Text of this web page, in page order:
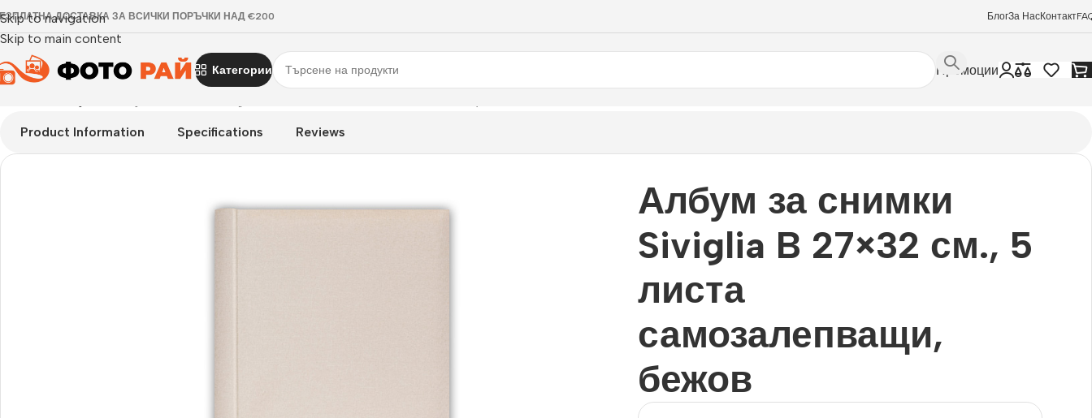
Skip to navigation
Skip to main content
ДОСТАВКА ЗА ВСИЧКИ ПОРЪЧКИ НАД €200 БлогЗа НасКонтакт
Категории
Промоции
Product Information Specifications Reviews
Албум за снимки
Siviglia B 27×32 см., 5
листа
самозалепващи,
бежов